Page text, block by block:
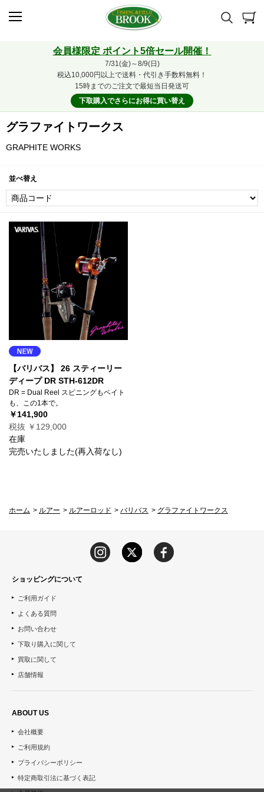
会員様限定 ポイント5倍セール開催！
7/31(金)～8/9(日)
税込10,000円以上で送料・代引き手数料無料！
15時までのご注文で最短当日発送可
下取購入でさらにお得に買い替え
グラファイトワークス
GRAPHITE WORKS
並べ替え
【バリバス】 26 スティーリー
ディープ DR STH-612DR
DR = Dual Reel スピニングもベイト
も、この1本で。
￥141,900
税抜 ￥129,000
在庫
完売いたしました(再入荷なし)
ホーム > ルアー > ルアーロッド > バリバス > グラファイトワークス
ショッピングについて
ご利用ガイド
よくある質問
お問い合わせ
下取り購入に関して
買取に関して
店舗情報
ABOUT US
会社概要
ご利用規約
プライバシーポリシー
特定商取引法に基づく表記